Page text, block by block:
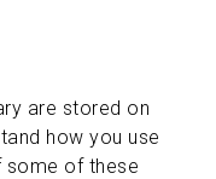
are stored on
how you use
some of these